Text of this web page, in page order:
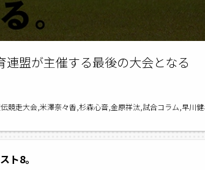
盟が主催する最後の大会となる
競走大会,米澤奈々香,杉森心音,金原祥汰,試合コラム,早川
ト8。